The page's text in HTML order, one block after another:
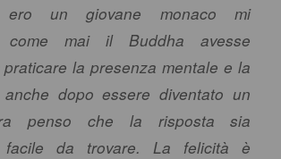
ero un giovane monaco mi
come mai il Buddha avesse
la presenza mentale e la
anche dopo essere diventato un
penso che la risposta sia
facile da trovare. La felicità è